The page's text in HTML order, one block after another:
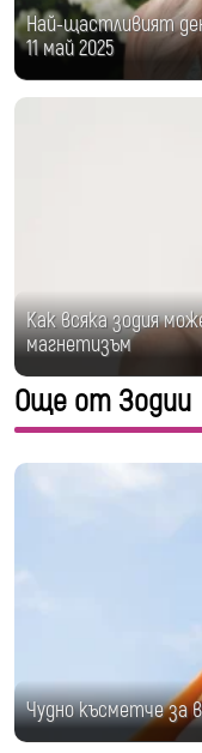
Най-щастливият
11 май 2025
Как всяка зодия
магнетизъм
Още от Зодии
Чудно късметче за